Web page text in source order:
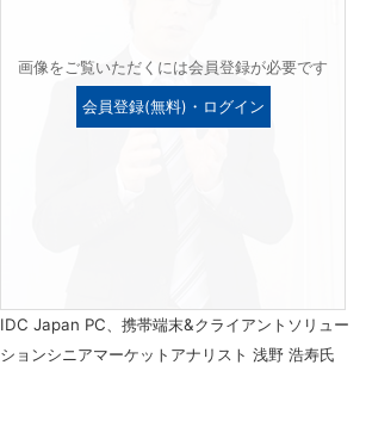
画像をご覧いただくには会員登録が必要です
会員登録(無料)・ログイン
IDC Japan PC、携帯端末&クライアントソリュー
ションシニアマーケットアナリスト 浅野 浩寿氏